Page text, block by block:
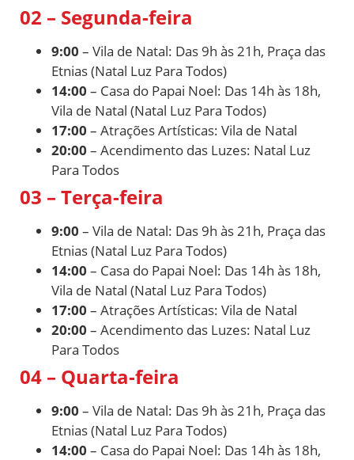
02 – Segunda-feira
9:00 – Vila de Natal: Das 9h às 21h, Praça das
Etnias (Natal Luz Para Todos)
14:00 – Casa do Papai Noel: Das 14h às 18h,
Vila de Natal (Natal Luz Para Todos)
17:00 – Atrações Artísticas: Vila de Natal
20:00 – Acendimento das Luzes: Natal Luz
Para Todos
03 – Terça-feira
9:00 – Vila de Natal: Das 9h às 21h, Praça das
Etnias (Natal Luz Para Todos)
14:00 – Casa do Papai Noel: Das 14h às 18h,
Vila de Natal (Natal Luz Para Todos)
17:00 – Atrações Artísticas: Vila de Natal
20:00 – Acendimento das Luzes: Natal Luz
Para Todos
04 – Quarta-feira
9:00 – Vila de Natal: Das 9h às 21h, Praça das
Etnias (Natal Luz Para Todos)
14:00 – Casa do Papai Noel: Das 14h às 18h,